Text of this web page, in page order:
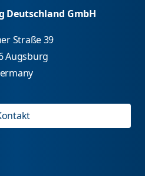
Deutschland GmbH
Straße 39
Augsburg